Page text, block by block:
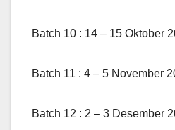
Batch 10 : 14 – 15 Oktober
Batch 11 : 4 – 5 November
Batch 12 : 2 – 3 Desember